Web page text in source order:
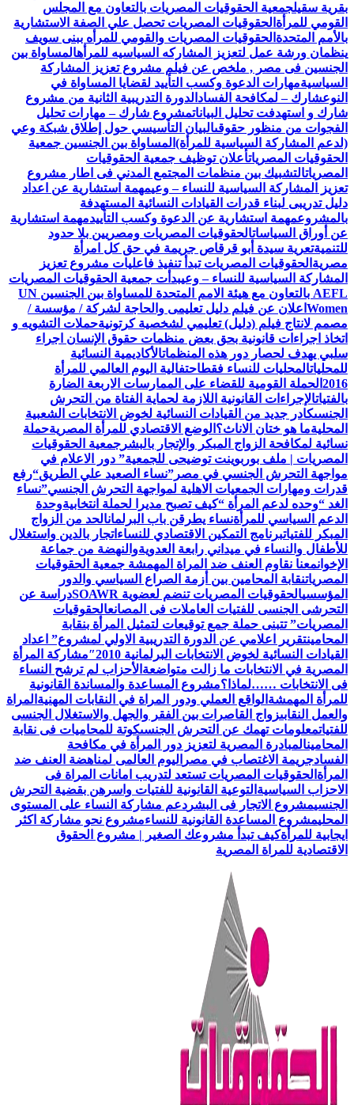
بقرية سقيلجمعية الحقوقيات المصريات بالتعاون مع المجلس
القومي للمرأة الحقوقيات المصريات تحصل علي الصفة الاستشارية
بالأمم المتحدة الحقوقيات المصريات والقومي للمرأه ببنى سويف
ينظمان ورشة عمل لتعزيز المشاركه السياسيه للمرأهالمساواة بين
الجنسين فى مصر , ملخص عن فيلم مشروع تعزيز المشاركة
السياسيةمهارات الدعوة وكسب التأييد لقضايا المساواة في
النوعشارك – لمكافحة الفساد الدورة التدريبية الثانية من مشروع
شارك و استهدفت تحليل البياناتمشروع شارك – مهارات تحليل
الفجوات من منظور حقوقىالبيان التأسيسي حول إطلاق شبكة وعي
(لدعم المشاركة السياسية للمرأة) المساواة بين الجنسين جمعية
الحقوقيات المصرياتأعلان توظيف جمعية الحقوقيات
المصرياتالتشبيك بين منظمات المجتمع المدني فى اطار مشروع
تعزيز المشاركة السياسية للنساء – وعيمهمة استشارية عن اعداد
دليل تدريبى لبناء قدرات القيادات النسائية المستهدفة
بالمشروعمهمة استشارية عن الدعوة وكسب التأييدمهمة استشارية
عن أوراق السياساتالحقوقيات المصريات ومصريين بلا حدود
للتنميةتعرية سيدة أبو قرقاص جريمة في حق كل امرأة
مصرية الحقوقيات المصريات تبدأ تنفيذ فاعليات مشروع تعزيز
المشاركة السياسية للنساء – وعيبدأت جمعية الحقوقيات المصريات
AEFL بالتعاون مع هيئة الامم المتحدة للمساواة بين الجنسين UN
Women اعلان عن فيلم دليل تعليمى والحاجة لشركة / مؤسسة /
مصمم لانتاج فيلم (دليل) تعليمي لشخصية كرتونيةحملات التشويه و
اتخاذ اجراءات قانونية بحق بعض منظمات حقوق الإنسان اجراء
سلبي يهدف لحصار دور هذه المنظماتالأكاديمية النسائية
للمحلياتالمحليات للنساء فقطاحتفالية اليوم العالمي للمرأة
2016 الحملة القومية للقضاء على الممارسات الاربعة الضارة
بالفتياتالإجراءات القانونية اللازمة لحماية الفتاة من التحرش
الجنسىكادر جديد من القيادات النسائية لخوض الانتخابات الشعبية
المحليةما هو ختان الاناث؟ الوضع الاقتصادي للمرأة المصريةحملة
نسائية لمكافحة الزواج المبكر والإتجار بالبشر جمعية الحقوقيات
المصريات | ملف بوربوينت توضيحى للجمعية” دور الاعلام في
مواجهة التحرش الجنسي في مصر”نساء الصعيد علي الطريق“رفع
قدرات ومهارات الجمعيات الاهلية لمواجهة التحرش الجنسي”نساء
الغد “وحده لدعم المرأة “كيف تصبح مديرا لحملة انتخابيةوحدة
الدعم السياسي للمرأةنساء يطرقن باب البرلمانالحد من الزواج
المبكر للفتياتبرنامج التمكين الاقتصادي للنساء اتجار بالدين واستغلال
للأطفال والنساء في ميداني رابعة العدويةوالنهضة من جماعة
الإخوانمعنا نقاوم العنف ضد المراة المهمشة جمعية الحقوقيات
المصرياتنقابة المحامين بين أزمة الصراع السياسي والدور
المؤسسيالحقوقيات المصريات تنضم لعضوية SOAWR
دراسة عن
التحرشى الجنسى للفتيات العاملات فى المصانعالحقوقيات
المصريات” تتبنى حملة جمع توقيعات لتمثيل المرأة بنقابة
المحامينتقرير اعلامي عن الدورة التدريبية الاولي لمشروع” اعداد
القيادات النسائية لخوض الانتخابات البرلمانية 2010″
مشاركة المرأة
المصرية في الانتخابات ما زالت متواضعة الأحزاب لم ترشح النساء
فى الانتخابات ……لماذا؟مشروع المساعدة والمساندة القانونية
للمرأة المهمشة الواقع العملي ودور المراة في النقابات المهنية المراة
والعمل النقابىزواج القاصرات بين الفقر والجهل والاستغلال الجنسى
للفتياتمعلومات تهمك عن التحرش الجنسىكوتة للمحاميات فى نقابة
المحامينالمبادرة المصرية لتعزيز دور المرأة في مكافحة
الفسادجريمة الاغتصاب في مصر اليوم العالمى لمناهضة العنف ضد
المرأة الحقوقيات المصريات تستعد لتدريب امانات المراة فى
الاحزاب السياسية التوعية القانونية للفتيات واسرهن بقضية التحرش
الجنسيمشروع الاتجار فى البشر دعم مشاركة النساء على المستوى
المحليمشروع المساعدة القانونية للنساءمشروع نحو مشاركة اكثر
ايجابية للمرأةكيف تبدأ مشروعك الصغير | مشروع الحقوق
الاقتصادية للمراة المصرية